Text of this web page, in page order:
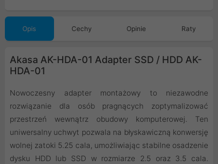
Opis Cechy Opinie Raty
Akasa AK-HDA-01 Adapter SSD / HDD AK-
HDA-01
Nowoczesny adapter montażowy to niezawodne
rozwiązanie dla osób pragnących zoptymalizować
przestrzeń wewnątrz obudowy komputerowej. Ten
uniwersalny uchwyt pozwala na błyskawiczną konwersję
wolnej zatoki 5.25 cala, umożliwiając stabilne osadzenie
dysku HDD lub SSD w rozmiarze 2.5 oraz 3.5 cala.